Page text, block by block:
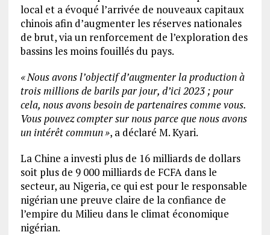
local et a évoqué l’arrivée de nouveaux capitaux
chinois afin d’augmenter les réserves nationales
de brut, via un renforcement de l’exploration des
bassins les moins fouillés du pays.
« Nous avons l’objectif d’augmenter la production à
trois millions de barils par jour, d’ici 2023 ; pour
cela, nous avons besoin de partenaires comme vous.
Vous pouvez compter sur nous parce que nous avons
un intérêt commun », a déclaré M. Kyari.
La Chine a investi plus de 16 milliards de dollars
soit plus de 9 000 milliards de FCFA dans le
secteur, au Nigeria, ce qui est pour le responsable
nigérian une preuve claire de la confiance de
l’empire du Milieu dans le climat économique
nigérian.